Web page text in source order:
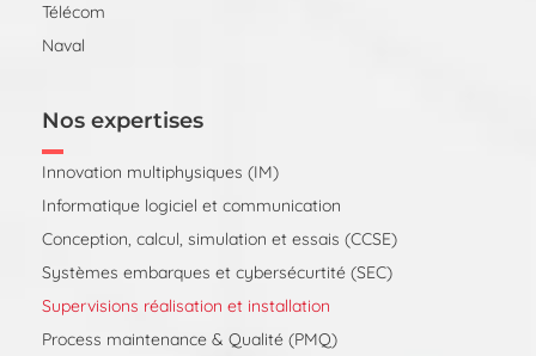
Télécom
Naval
Nos expertises
Innovation multiphysiques (IM)
Informatique logiciel et communication
Conception, calcul, simulation et essais (CCSE)
Systèmes embarques et cybersécurtité (SEC)
Supervisions réalisation et installation
Process maintenance & Qualité (PMQ)